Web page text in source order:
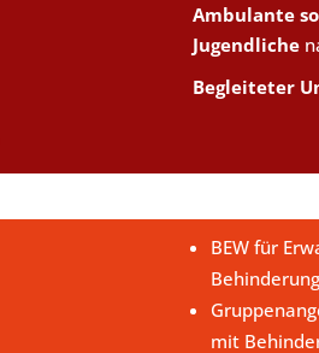
Ambulante
Jugendliche
Begleiteter
BEW für
mit